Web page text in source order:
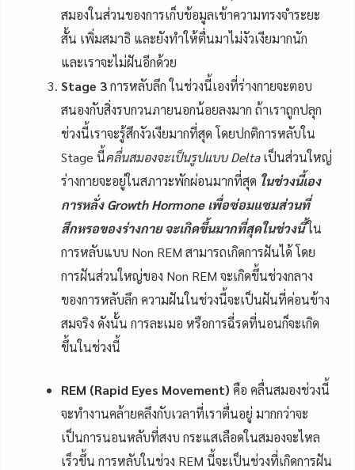
สมองในส่วนของการเก็บข้อมูลเข้าความทรงจำระยะ
สั้น เพิ่มสมาธิ และยังทำให้ตื่นมาไม่งัวเงียมากนัก
และเราจะไม่ฝันอีกด้วย
Stage 3การหลับลึก ในช่วงนี้เองที่ร่างกายจะตอบ
สนองกับสิ่งรบกวนภายนอกน้อยลงมาก ถ้าเราถูกปลุก
ช่วงนี้เราจะรู้สึกงัวเงียมากที่สุด โดยปกติการหลับใน
Stage นี้คลื่นสมองจะเป็นรูปแบบ Deltaเป็นส่วนใหญ่
ร่างกายจะอยู่ในสภาวะพักผ่อนมากที่สุด ในช่วงนี้เอง
การหลั่ง Growth Hormone เพื่อซ่อมแซมส่วนที่
สึกหรอของร่างกาย จะเกิดขึ้นมากที่สุดในช่วงนี้ใน
การหลับแบบ Non REM สามารถเกิดการฝันได้ โดย
การฝันส่วนใหญ่ของ Non REM จะเกิดขึ้นช่วงกลาง
ของการหลับลึก ความฝันในช่วงนี้จะเป็นฝันที่ค่อนข้าง
สมจริง ดังนั้น การละเมอ หรือการฉี่รดที่นอนก็จะเกิด
ขึ้นในช่วงนี้
REM (Rapid Eyes Movement) คือ คลื่นสมองช่วงนี้
จะทำงานคล้ายคลึงกับเวลาที่เราตื่นอยู่ มากกว่าจะ
เป็นการนอนหลับที่สงบ กระแสเลือดในสมองจะไหล
เร็วขึ้น การหลับในช่วง REM นี้จะเป็นช่วงที่เกิดการฝัน